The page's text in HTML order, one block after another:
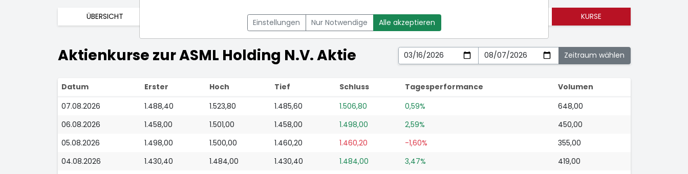
ÜBERSICHT NACHRICHTEN CHARTTOOL KURSE
Aktienkurse zur ASML Holding N.V. Aktie
Datum Erster Hoch Tief Schluss Tagesperformance
Volumen
07.08.2026
1.488,40 1.523,80 1.485,60 1.506,80 0,59%
648,00
06.08.2026
1.458,00 1.501,00 1.458,00 1.498,00 2,59%
450,00
05.08.2026
1.498,00 1.500,00 1.460,20 1.460,20 -1,60%
355,00
04.08.2026
1.430,40 1.484,00 1.430,40 1.484,00 3,47%
419,00
Einstellungen Nur Notwendige Alle akzeptieren